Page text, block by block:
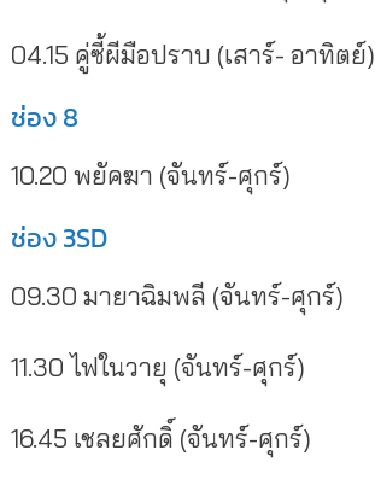
04.15 คู่ซี้ผีมือปราบ (เสาร์- อาทิตย์)
ช่อง 8
10.20 พยัคฆา (จันทร์-ศุกร์)
ช่อง 3SD
09.30 มายาฉิมพลี (จันทร์-ศุกร์)
11.30 ไฟในวายุ (จันทร์-ศุกร์)
16.45 เชลยศักดิ์ (จันทร์-ศุกร์)